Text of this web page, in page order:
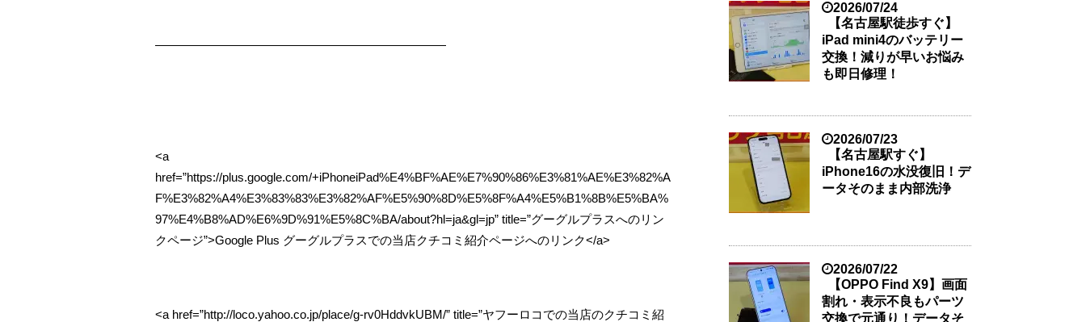
————————————————————————
<a
href=”https://plus.google.com/+iPhoneiPad%E4%BF%AE%E7%90%86%E3%81%AE%E3%82%A
F%E3%82%A4%E3%83%83%E3%82%AF%E5%90%8D%E5%8F%A4%E5%B1%8B%E5%BA%
97%E4%B8%AD%E6%9D%91%E5%8C%BA/about?hl=ja&gl=jp” title=”グーグルプラスへのリン
クページ”>Google Plus グーグルプラスでの当店クチコミ紹介ページへのリンク</a>
<a href=”http://loco.yahoo.co.jp/place/g-rv0HddvkUBM/” title=”ヤフーロコでの当店のクチコミ紹
2026/07/24
【名古屋駅徒歩すぐ】
iPad mini4のバッテリー
交換！減りが早いお悩み
も即日修理！
2026/07/23
【名古屋駅すぐ】
iPhone16の水没復旧！デ
ータそのまま内部洗浄
2026/07/22
【OPPO Find X9】画面
割れ・表示不良もパーツ
交換で元通り！データそ